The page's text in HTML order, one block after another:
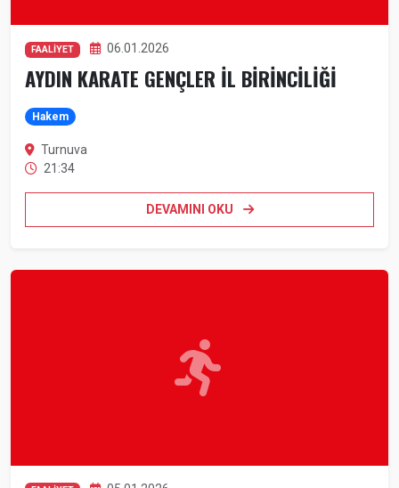
FAALİYET 06.01.2026
AYDIN KARATE GENÇLER İL BİRİNCİLİĞİ
Hakem
Turnuva
21:34
DEVAMINI OKU